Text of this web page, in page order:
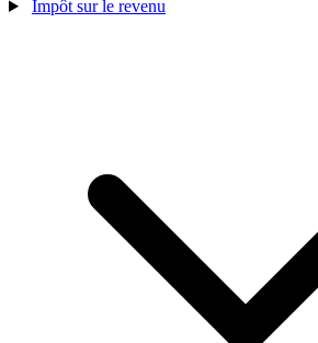
Impôt sur le revenu